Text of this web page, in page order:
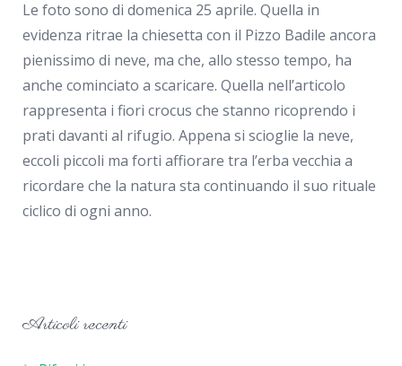
Le foto sono di domenica 25 aprile. Quella in
evidenza ritrae la chiesetta con il Pizzo Badile ancora
pienissimo di neve, ma che, allo stesso tempo, ha
anche cominciato a scaricare. Quella nell’articolo
rappresenta i fiori crocus che stanno ricoprendo i
prati davanti al rifugio. Appena si scioglie la neve,
eccoli piccoli ma forti affiorare tra l’erba vecchia a
ricordare che la natura sta continuando il suo rituale
ciclico di ogni anno.
Articoli recenti